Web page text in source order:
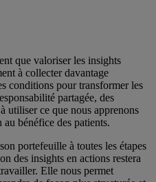
que valoriser les insights
à collecter davantage
conditions pour transformer les
partagée, des
utiliser ce que nous apprenons
bénéfice des patients.
portefeuille à toutes les étapes
des insights en actions restera
Elle nous permet